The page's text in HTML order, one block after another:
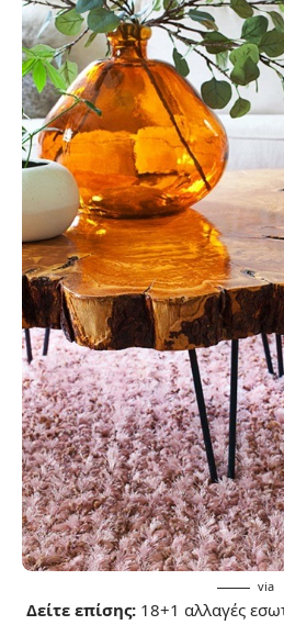
via
Δείτε επίσης: 18+1 αλλαγές